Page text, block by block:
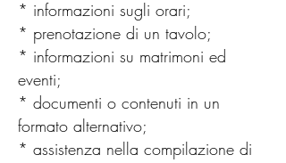
* informazioni sugli orari;
* prenotazione di un tavolo;
* informazioni su matrimoni ed
eventi;
* documenti o contenuti in un
formato alternativo;
* assistenza nella compilazione di